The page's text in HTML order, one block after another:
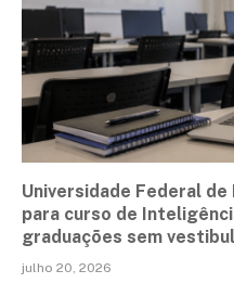
Universidade Federal
para curso de
graduações sem
julho 20, 2026